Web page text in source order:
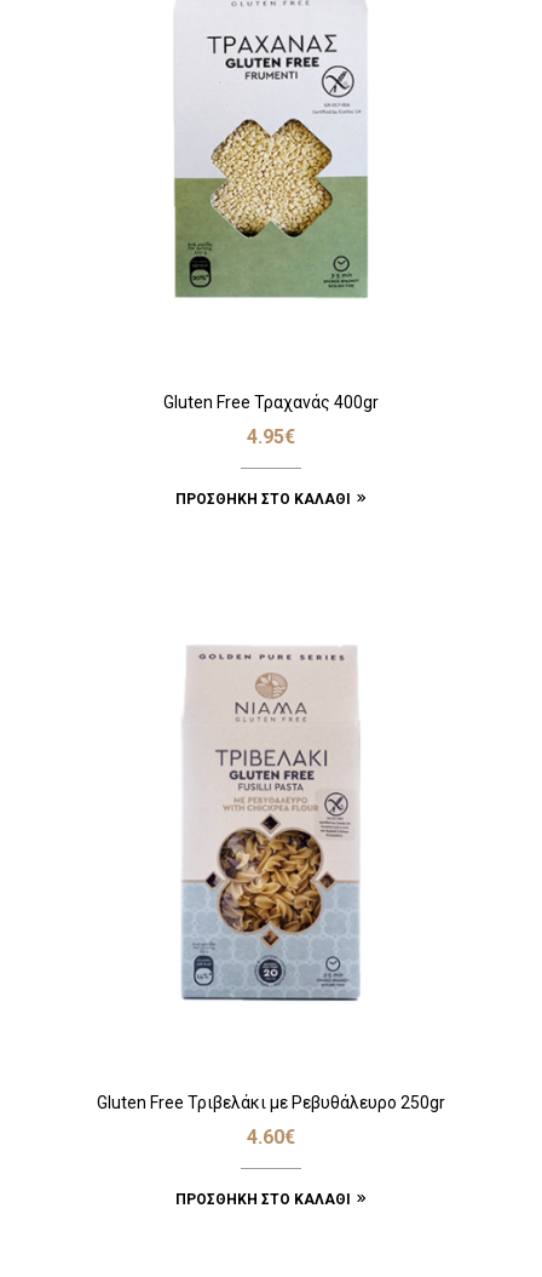
Gluten Free Τραχανάς 400gr
4.95€
ΠΡΟΣΘΉΚΗ ΣΤΟ ΚΑΛΆΘΙ
Gluten Free Τριβελάκι με Ρεβυθάλευρο 250gr
4.60€
ΠΡΟΣΘΉΚΗ ΣΤΟ ΚΑΛΆΘΙ